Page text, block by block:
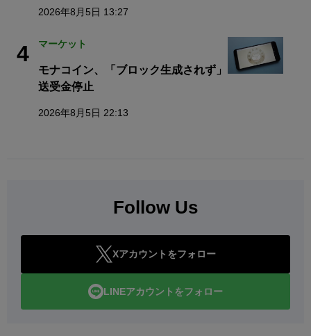
2026年8月5日 13:27
4 マーケット
モナコイン、「ブロック生成されず」
送受金停止
2026年8月5日 22:13
Follow Us
Xアカウントをフォロー
LINEアカウントをフォロー